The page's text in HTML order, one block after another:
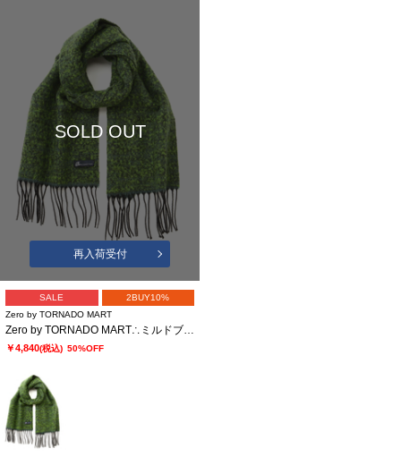
SOLD OUT
再入荷受付
SALE
2BUY10%
Zero by TORNADO MART
Zero by TORNADO MART∴ミルドブークレ フリンジマフラー
￥4,840(税込) 50%OFF